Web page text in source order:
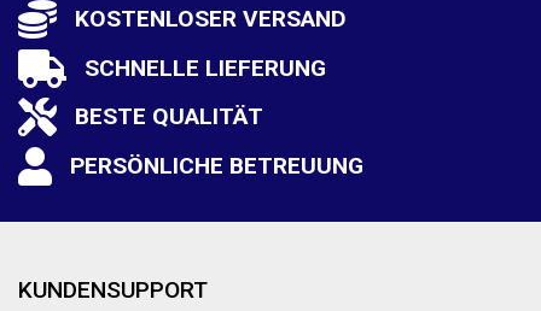
KOSTENLOSER VERSAND
SCHNELLE LIEFERUNG
BESTE QUALITÄT
PERSÖNLICHE BETREUUNG
KUNDENSUPPORT